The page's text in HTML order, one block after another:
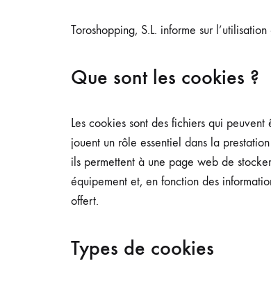
Toroshopping, S.L. informe sur
Que sont les cookies ?
Les cookies sont des fichiers qui
jouent un rôle essentiel dans la
ils permettent à une page web de
équipement et, en fonction des
offert.
Types de cookies